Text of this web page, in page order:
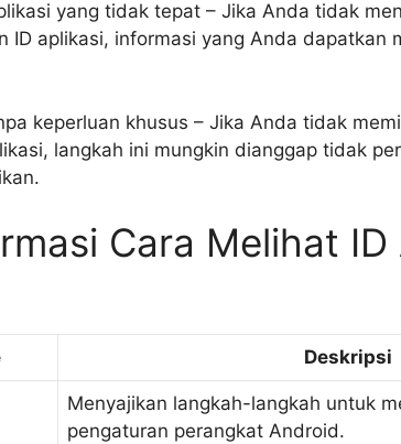
yang tidak tepat – Jika Anda tidak
ID aplikasi, informasi yang Anda dapatkan
keperluan khusus – Jika Anda tidak
langkah ini mungkin dianggap tidak
Cara Melihat ID
Deskripsi
Menyajikan langkah-langkah untuk
pengaturan perangkat Android.